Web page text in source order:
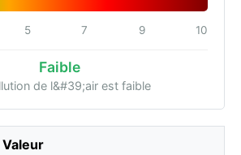
5 7 9 10
Faible
de l&#39;air est faible
Valeur